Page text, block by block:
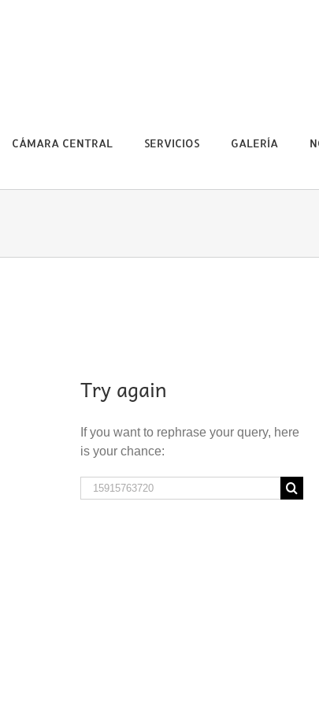
CÁMARA CENTRAL SERVICIOS GALERÍA
Try again
If you want to rephrase your query, here
is your chance:
Search
for: